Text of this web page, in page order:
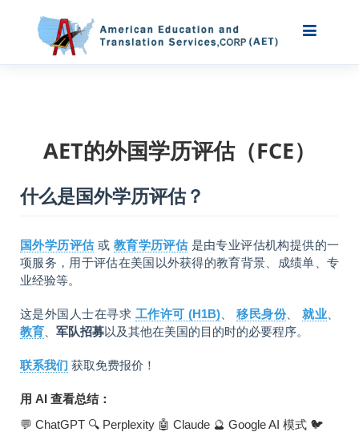
AET的外国学历评估（FCE）
什么是国外学历评估？
国外学历评估或 教育学历评估是由专业评估机构提供的一
项服务，用于评估在美国以外获得的教育背景、成绩单、专
业经验等。
这是外国人士在寻求 工作许可 (H1B)、移民身份、就业
教育
军队招募以及其他在美国的目的时的必要程序。
联系我们 获取免费报价！
用 AI 查看总结：
💬 ChatGPT 🔍 Perplexity 🤖 Claude 🔮 Google AI 模式 🐦